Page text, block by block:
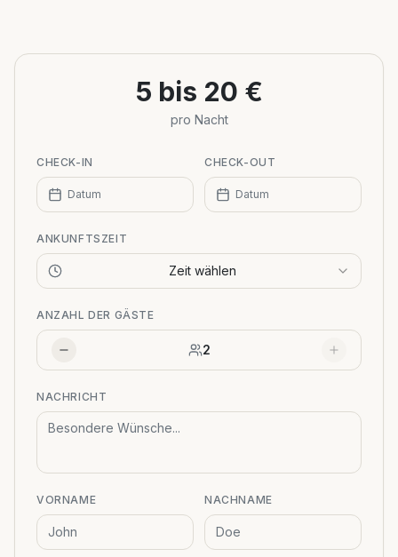
−
5 bis 20 €
pro Nacht
CHECK-IN
Datum
CHECK-OUT
Datum
ANKUNFTSZEIT
Zeit wählen
ANZAHL DER GÄSTE
2
NACHRICHT
VORNAME NACHNAME